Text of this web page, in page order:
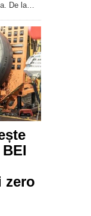
De la…
zero